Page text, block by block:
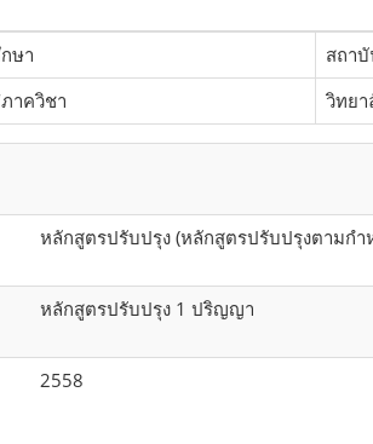
ษา
สถา
าควิชา
วิทย
หลักสูตรปรับปรุง (หลักสูตรปรับปรุงตามก
หลักสูตรปรับปรุง 1 ปริญญา
2558